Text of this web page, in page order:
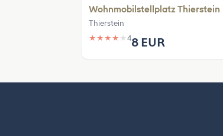
Wohnmobilstellplatz Thierstein
Thierstein
★ ★ ★ ★ ★ 48 EUR